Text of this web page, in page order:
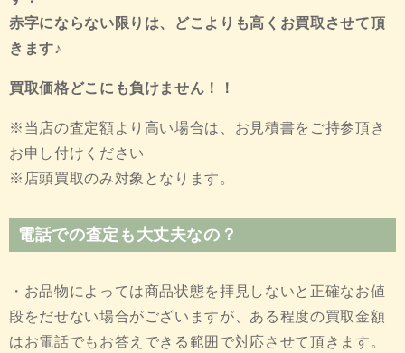
赤字にならない限りは、どこよりも高くお買取させて頂
きます♪
買取価格どこにも負けません！！
※当店の査定額より高い場合は、お見積書をご持参頂き
お申し付けください
※店頭買取のみ対象となります。
電話での査定も大丈夫なの？
・お品物によっては商品状態を拝見しないと正確なお値
段をだせない場合がございますが、ある程度の買取金額
はお電話でもお答えできる範囲で対応させて頂きます。